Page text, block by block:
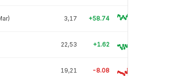
3,17 +58.74
22,53 +1.62
19,21 -8.08